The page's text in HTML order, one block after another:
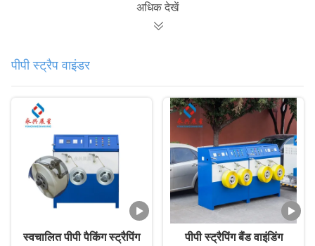
अधिक देखें
पीपी स्ट्रैप वाइंडर
स्वचालित पीपी पैकिंग स्ट्रैपिंग
पीपी स्ट्रैपिंग बैंड वाइंडिंग